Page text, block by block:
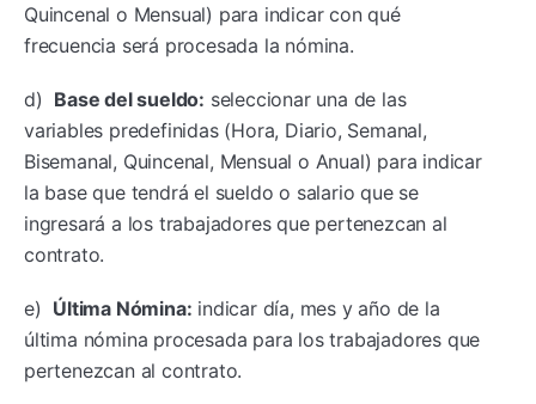
Quincenal o Mensual) para indicar con qué
frecuencia será procesada la nómina.
d) Base del sueldo: seleccionar una de las
variables predefinidas (Hora, Diario, Semanal,
Bisemanal, Quincenal, Mensual o Anual) para indicar
la base que tendrá el sueldo o salario que se
ingresará a los trabajadores que pertenezcan al
contrato.
e) Última Nómina: indicar día, mes y año de la
última nómina procesada para los trabajadores que
pertenezcan al contrato.